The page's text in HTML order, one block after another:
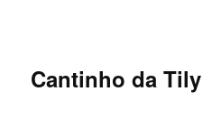
Cantinho da Tily